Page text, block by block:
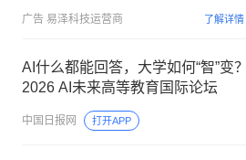
广告 易泽科技运营商 了解详情
AI什么都能回答，大学如何“智”变？|
2026 AI未来高等教育国际论坛
中国日报网 打开APP